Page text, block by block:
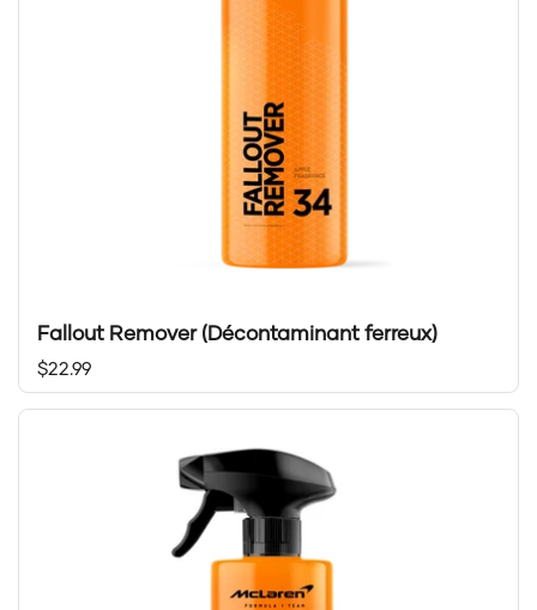
Fallout Remover (Décontaminant ferreux)
Prix régulier
$22.99